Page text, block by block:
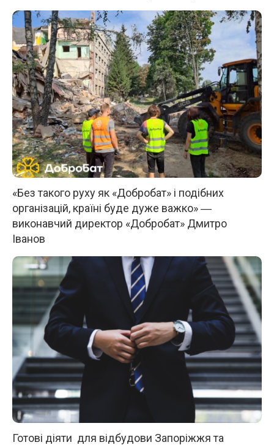
«Без такого руху як «Добробат» і подібних
організацій, країні буде дуже важко» ―
виконавчий директор «Добробат» Дмитро
Іванов
Готові діяти для відбудови Запоріжжя та